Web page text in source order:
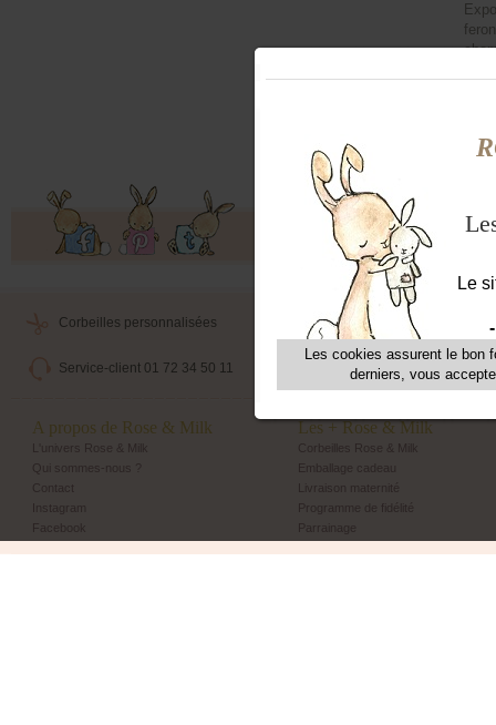
Set
Offres exclusives, ventes
Corbeilles personnalisées Livraison maternité
Service-client 01 72 34 50 11 Echange et retour simple
A propos de Rose & Milk
L'univers Rose & Milk
Qui sommes-nous ?
Contact
Instagram
Facebook
Les + Rose & Milk
Corbeilles Rose & Milk
Emballage cadeau
Livraison maternité
Programme de fidélité
Parrainage